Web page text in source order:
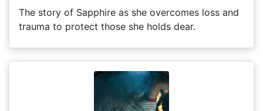
The story of Sapphire as she overcomes loss and
trauma to protect those she holds dear.